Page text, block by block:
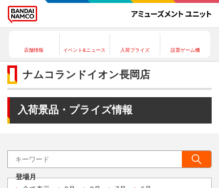
店舗情報 イベント&ニュース 入荷プライズ 設置ゲーム機
ナムコランドイオン長岡店
入荷景品・プライズ情報
登場月